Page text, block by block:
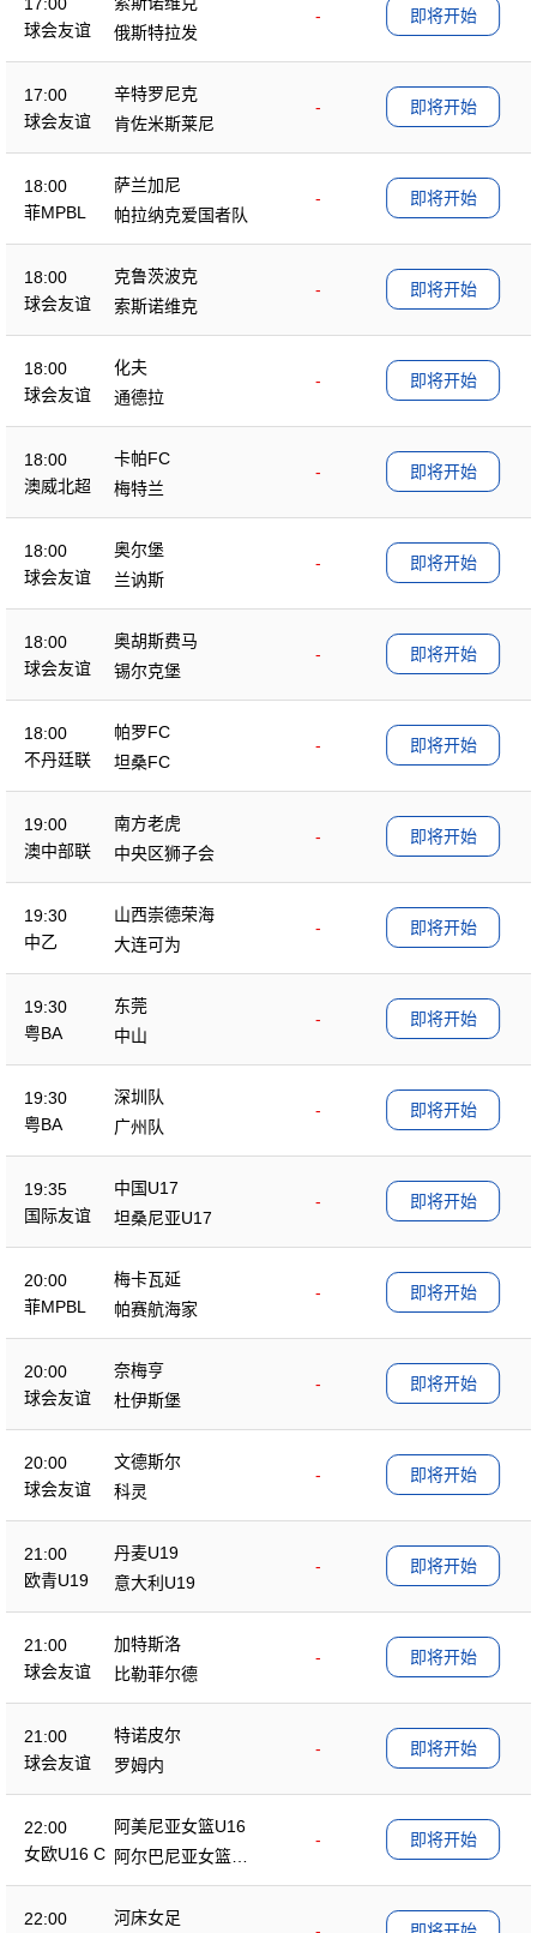
球会友谊
-
俄斯特拉发
即将开始
17:00
球会友谊
辛特罗尼克
-
肯佐米斯莱尼
即将开始
18:00
菲MPBL
萨兰加尼
-
帕拉纳克爱国者队
即将开始
18:00
球会友谊
克鲁茨波克
-
索斯诺维克
即将开始
18:00
球会友谊
化夫
-
通德拉
即将开始
18:00
澳威北超
卡帕FC
-
梅特兰
即将开始
18:00
球会友谊
奥尔堡
-
兰讷斯
即将开始
18:00
球会友谊
奥胡斯费马
-
锡尔克堡
即将开始
18:00
不丹廷联
帕罗FC
-
坦桑FC
即将开始
19:00
澳中部联
南方老虎
-
中央区狮子会
即将开始
19:30
中乙
山西崇德荣海
-
大连可为
即将开始
19:30
粤BA
东莞
-
中山
即将开始
19:30
粤BA
深圳队
-
广州队
即将开始
19:35
国际友谊
中国U17
-
坦桑尼亚U17
即将开始
20:00
菲MPBL
梅卡瓦延
-
帕赛航海家
即将开始
20:00
球会友谊
奈梅亨
-
杜伊斯堡
即将开始
20:00
球会友谊
文德斯尔
-
科灵
即将开始
21:00
欧青U19
丹麦U19
-
意大利U19
即将开始
21:00
球会友谊
加特斯洛
-
比勒菲尔德
即将开始
21:00
球会友谊
特诺皮尔
-
罗姆内
即将开始
22:00
女欧U16 C
阿美尼亚女篮U16
-
阿尔巴尼亚女篮U1
6
即将开始
22:00
河床女足